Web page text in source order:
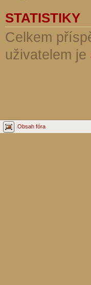
STATISTIKY
Celkem
uživatelem je
Obsah fóra